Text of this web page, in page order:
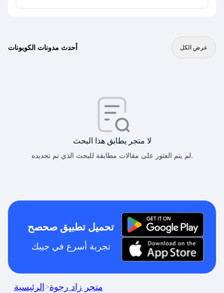
أحدث مدونات الكوبونات عرض الكل
لا متجر يطابق هذا البحث
لم يتم العثور على مقالات مطابقة للبحث الذي تم تحديده.
تحميل تطبيق صحصح
تجربة أسرع في جيبك
الرئيسية>متجر زاد رجوة